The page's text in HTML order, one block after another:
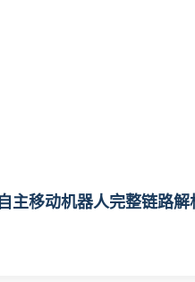
主移动机器人完整链路